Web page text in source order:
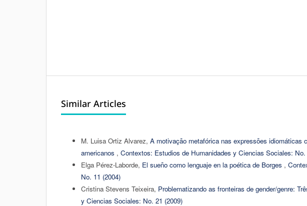
Similar Articles
M. Luisa Ortiz Alvarez, A motivação metafórica nas expressões idiomáticas
americanos , Contextos: Estudios de Humanidades y Ciencias Sociales: No.
Elga Pérez-Laborde, El sueño como lenguaje en la poética de Borges ,
No. 11 (2004)
Cristina Stevens Teixeira, Problematizando as fronteiras de gender/genre:
y Ciencias Sociales: No. 21 (2009)